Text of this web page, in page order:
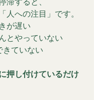
人への注目」です。
が遅い
とやっていない
きていない
押し付けているだけ